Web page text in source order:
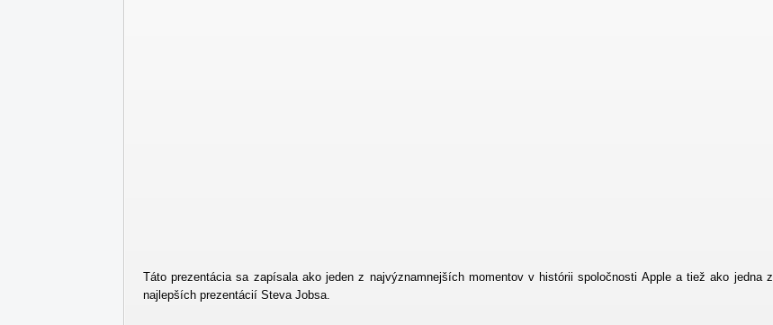
Táto prezentácia sa zapísala ako jeden z najvýznamnejších momentov v histórii spoločnosti Apple a tiež ako jedna z
najlepších prezentácií Steva Jobsa.